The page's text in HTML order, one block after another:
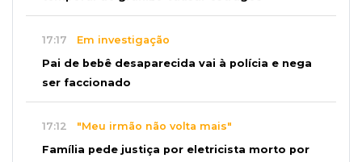
17:17 Em investigação
Pai de bebê desaparecida vai à polícia e nega
ser faccionado
17:12 "Meu irmão não volta mais"
Família pede justiça por eletricista morto por